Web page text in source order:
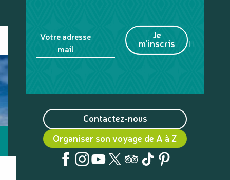
Votre adresse
mail
Je
m'inscris
Contactez-nous
Organiser son voyage de A à Z